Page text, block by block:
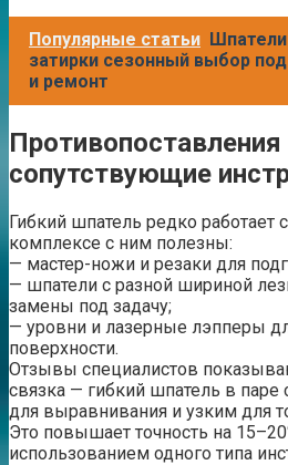
Популярные статьи
затирки сезонный выбор
и ремонт
Противопоставления
сопутствующие
Гибкий шпатель редко работает
комплексе с ним полезны:
— мастер-ножи и резаки для
— шпатели с разной шириной
замены под задачу;
— уровни и лазерные лэпперы
поверхности.
Отзывы специалистов
связка — гибкий шпатель в
для выравнивания и узким для
Это повышает точность на
использованием одного типа